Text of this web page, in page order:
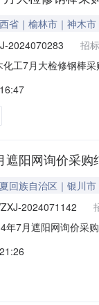
省｜榆林市｜神木市
2024070283 招
化工7月大检修钢棒
异议接收单位：国
遮阳网询价采购
回族自治区｜银川市
2024071142
年7月遮阳网询价采
单位：国家能源集